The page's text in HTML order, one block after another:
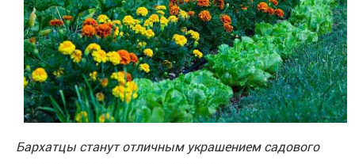
Бархатцы станут отличным украшением садового